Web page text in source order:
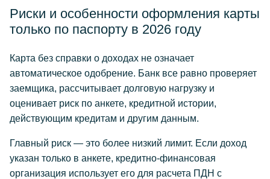
Риски и особенности оформления карты
только по паспорту в 2026 году
Карта без справки о доходах не означает
автоматическое одобрение. Банк все равно проверяет
заемщика, рассчитывает долговую нагрузку и
оценивает риск по анкете, кредитной истории,
действующим кредитам и другим данным.
Главный риск — это более низкий лимит. Если доход
указан только в анкете, кредитно-финансовая
организация использует его для расчета ПДН с